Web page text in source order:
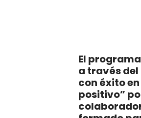
El
a través del
con éxito
positivo”